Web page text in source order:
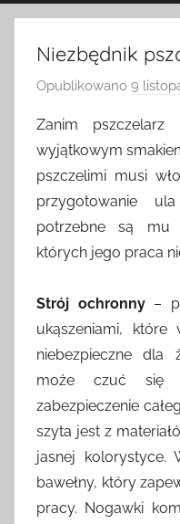
Niezbędnik
Opublikowano 9
Zanim
wyjątkowym
pszczelimi musi
przygotowanie
potrzebne są mu
których jego praca
Strój ochronny–
ukąszeniami,
niebezpieczne dla
może czuć się
zabezpieczenie
szyta jest z
jasnej
bawełny, który
pracy. Nogawki